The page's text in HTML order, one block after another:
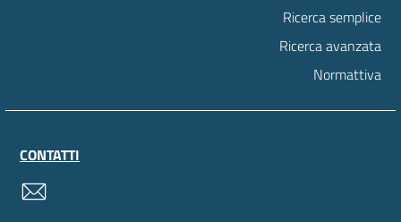
Ricerca semplice
Ricerca avanzata
Normattiva
CONTATTI